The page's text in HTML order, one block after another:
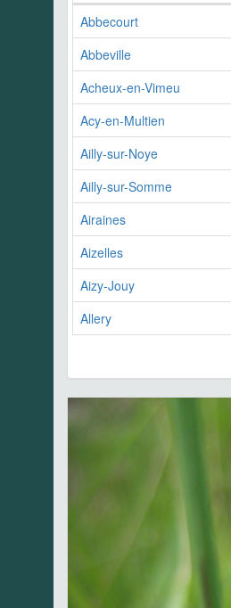
Abbecourt
Abbeville
Acheux-en-Vimeu
Acy-en-Multien
Ailly-sur-Noye
Ailly-sur-Somme
Airaines
Aizelles
Aizy-Jouy
Allery